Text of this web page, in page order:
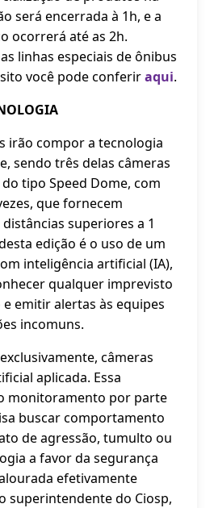
será encerrada à 1h, e a
ocorrerá até as 2h.
linhas especiais de ônibus
você pode conferiraqui.
irão compor a tecnologia
sendo três delas câmeras
tipo Speed Dome, com
que fornecem
superiores a 1
edição é o uso de um
inteligência artificial (IA),
qualquer imprevisto
emitir alertas às equipes
incomuns.
câmeras
aplicada. Essa
monitoramento por parte
buscar comportamento
de agressão, tumulto ou
a favor da segurança
efetivamente
superintendente do Ciosp,